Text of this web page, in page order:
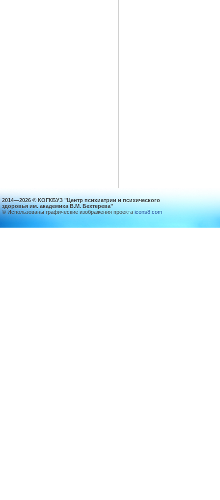
2014—2026 © КОГКБУЗ "Центр психиатрии и психического
здоровья им. академика В.М. Бехтерева"
© Использованы графические изображения проекта icons8.com